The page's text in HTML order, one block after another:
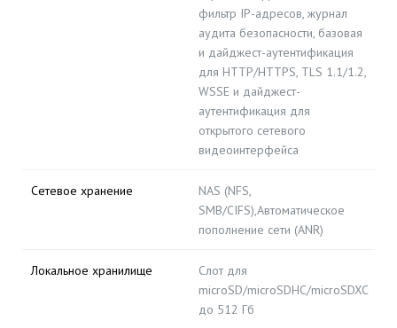
фильтр IP-адресов, журнал
аудита безопасности, базовая
и дайджест-аутентификация
для HTTP/HTTPS, TLS 1.1/1.2,
WSSE и дайджест-
аутентификация для
открытого сетевого
видеоинтерфейса
Сетевое хранение
NAS (NFS,
SMB/CIFS),Автоматическое
пополнение сети (ANR)
Локальное хранилище
Слот для
microSD/microSDHC/microSDXC
до 512 Гб